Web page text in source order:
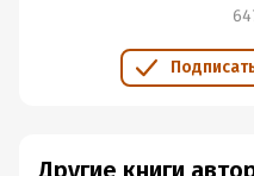
Другие книги